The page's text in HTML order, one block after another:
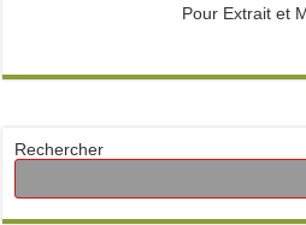
Pour Extrait et
Rechercher